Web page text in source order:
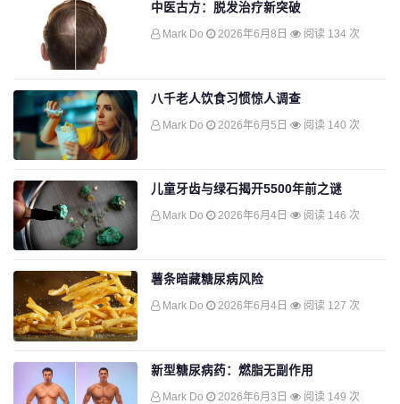
中医古方：脱发治疗新突破
Mark Do 2026年6月8日 阅读 134 次
八千老人饮食习惯惊人调查
Mark Do 2026年6月5日 阅读 140 次
儿童牙齿与绿石揭开5500年前之谜
Mark Do 2026年6月4日 阅读 146 次
薯条暗藏糖尿病风险
Mark Do 2026年6月4日 阅读 127 次
新型糖尿病药：燃脂无副作用
Mark Do 2026年6月3日 阅读 149 次